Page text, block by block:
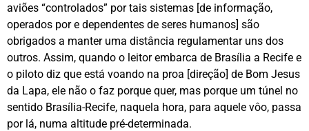
aviões “controlados” por tais sistemas [de informação,
operados por e dependentes de seres humanos] são
obrigados a manter uma distância regulamentar uns dos
outros. Assim, quando o leitor embarca de Brasília a Recife e
o piloto diz que está voando na proa [direção] de Bom Jesus
da Lapa, ele não o faz porque quer, mas porque um túnel no
sentido Brasília-Recife, naquela hora, para aquele vôo, passa
por lá, numa altitude pré-determinada.